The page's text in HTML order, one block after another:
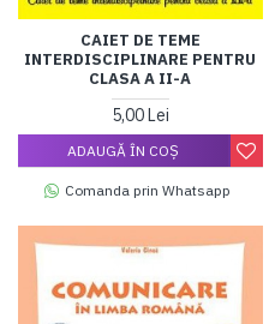
CAIET DE TEME
INTERDISCIPLINARE PENTRU
CLASA A II-A
5,00 Lei
ADAUGĂ ÎN COŞ
Comanda prin Whatsapp